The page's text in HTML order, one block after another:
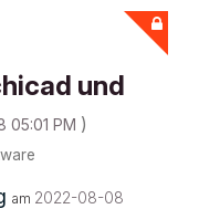
und
05:01 PM )
am ‎2022-08-08